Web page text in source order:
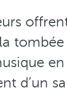
d’un